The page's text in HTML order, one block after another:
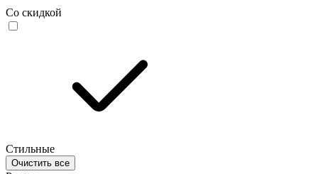
Со скидкой
Стильные
Очистить все